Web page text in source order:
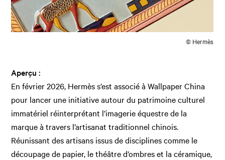
© Hermès
Aperçu :
En février 2026, Hermès s’est associé à Wallpaper China
pour lancer une initiative autour du patrimoine culturel
immatériel réinterprétant l’imagerie équestre de la
marque à travers l’artisanat traditionnel chinois.
Réunissant des artisans issus de disciplines comme le
découpage de papier, le théâtre d’ombres et la céramique,